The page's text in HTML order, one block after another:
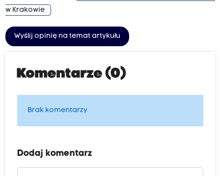
w Krakowie
Wyślij opinię na temat artykułu
Komentarze (0)
Brak komentarzy
Dodaj komentarz